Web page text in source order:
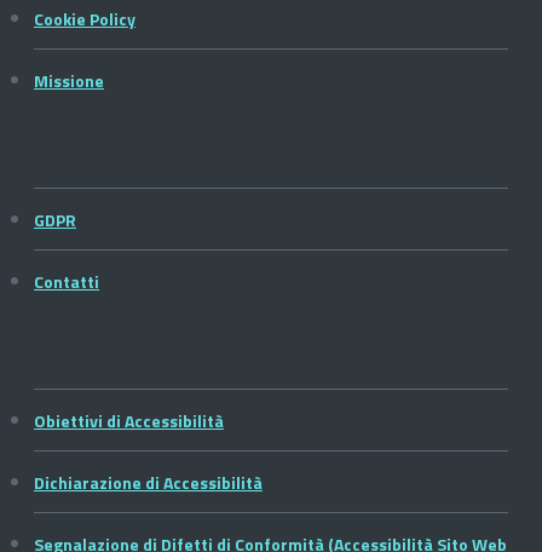
Cookie Policy
Missione
GDPR
Contatti
Obiettivi di Accessibilità
Dichiarazione di Accessibilità
Segnalazione di Difetti di Conformità (Accessibilità Sito Web